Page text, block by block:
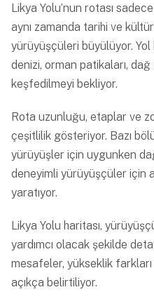
Likya Yolu’nun rotası
aynı zamanda tarihi ve
yürüyüşçüleri büyülüyor. Yol
denizi, orman patikaları,
keşfedilmeyi bekliyor.
Rota uzunluğu, etaplar ve
çeşitlilik gösteriyor. Bazı
yürüyüşler için uygunken
deneyimli yürüyüşçüler için
yaratıyor.
Likya Yolu haritası,
yardımcı olacak şekilde
mesafeler, yükseklik
açıkça belirtiliyor.